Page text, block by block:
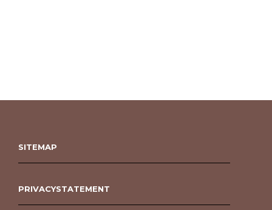
SITEMAP
PRIVACYSTATEMENT